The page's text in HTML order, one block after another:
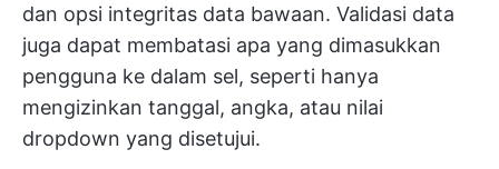
dan opsi integritas data bawaan. Validasi data
juga dapat membatasi apa yang dimasukkan
pengguna ke dalam sel, seperti hanya
mengizinkan tanggal, angka, atau nilai
dropdown yang disetujui.